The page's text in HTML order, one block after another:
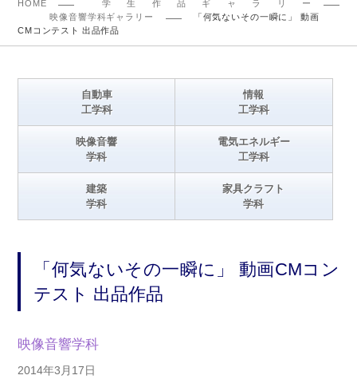
HOME
学生作品ギャラリー
映像音響学科ギャラリー
「何気ないその一瞬に」 動画
CMコンテスト 出品作品
自動車
工学科
情報
工学科
映像音響
学科
電気エネルギー
工学科
建築
学科
家具クラフト
学科
「何気ないその一瞬に」 動画CMコン
テスト 出品作品
映像音響学科
2014年3月17日